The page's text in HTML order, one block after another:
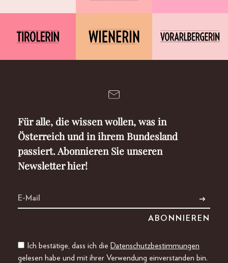
Für alle, die wissen wollen, was in
Österreich und in ihrem Bundesland
passiert. Abonnieren Sie unseren
Newsletter hier!
Ich bestätige, dass ich die Datenschutzbestimmungen
gelesen habe und mit ihrer Verwendung einverstanden bin.